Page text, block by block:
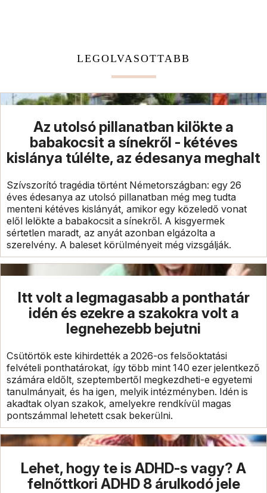
LEGOLVASOTTABB
Az utolsó pillanatban kilökte a
babakocsit a sínekről - kétéves
kislánya túlélte, az édesanya meghalt
Szívszorító tragédia történt Németországban: egy 26
éves édesanya az utolsó pillanatban még meg tudta
menteni kétéves kislányát, amikor egy közeledő vonat
elől lelökte a babakocsit a sínekről. A kisgyermek
sértetlen maradt, az anyát azonban elgázolta a
szerelvény. A baleset körülményeit még vizsgálják.
Itt volt a legmagasabb a ponthatár
idén és ezekre a szakokra volt a
legnehezebb bejutni
Csütörtök este kihirdették a 2026-os felsőoktatási
felvételi ponthatárokat, így több mint 140 ezer jelentkező
számára eldőlt, szeptembertől megkezdheti-e egyetemi
tanulmányait, és ha igen, melyik intézményben. Idén is
akadtak olyan szakok, amelyekre rendkívül magas
pontszámmal lehetett csak bekerülni.
Lehet, hogy te is ADHD-s vagy? A
felnőttkori ADHD 8 árulkodó jele